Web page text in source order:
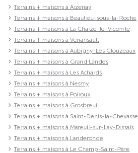
Terrains + maisons à Aizenay
Terrains + maisons à Beaulieu-sous-la-Roche
Terrains + maisons à La Chaize-le-Vicomte
Terrains + maisons à Venansault
Terrains + maisons à Aubigny-Les Clouzeaux
Terrains + maisons à Grand'Landes
Terrains + maisons à Les Achards
Terrains + maisons à Nesmy
Terrains + maisons à Poiroux
Terrains + maisons à Grosbreuil
Terrains + maisons à Saint-Denis-la-Chevasse
Terrains + maisons à Mareuil-sur-Lay-Dissais
Terrains + maisons à Landeronde
Terrains + maisons à Le Champ-Saint-Père